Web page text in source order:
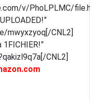
v/PhoLPLMC/
mwyxzyoq[/CNL2]
CNL2]